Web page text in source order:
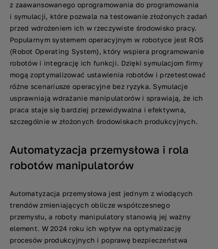
z zaawansowanego oprogramowania do programowania
i symulacji, które pozwala na testowanie złożonych zadań
przed wdrożeniem ich w rzeczywiste środowisko pracy.
Popularnym systemem operacyjnym w robotyce jest ROS
(Robot Operating System), który wspiera programowanie
robotów i integrację ich funkcji. Dzięki symulacjom firmy
mogą zoptymalizować ustawienia robotów i przetestować
różne scenariusze operacyjne bez ryzyka. Symulacje
usprawniają wdrażanie manipulatorów i sprawiają, że ich
praca staje się bardziej przewidywalna i efektywna,
szczególnie w złożonych środowiskach produkcyjnych.
Automatyzacja przemysłowa i rola
robotów manipulatorów
Automatyzacja przemysłowa jest jednym z wiodących
trendów zmieniających oblicze współczesnego
przemysłu, a roboty manipulatory stanowią jej ważny
element. W 2024 roku ich wpływ na optymalizację
procesów produkcyjnych i poprawę bezpieczeństwa